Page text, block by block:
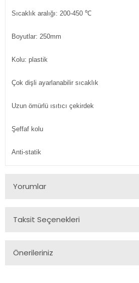
Sıcaklık aralığı: 200-450 ℃
Boyutlar: 250mm
Kolu: plastik
Çok dişli ayarlanabilir sıcaklık
Uzun ömürlü ısıtıcı çekirdek
Şeffaf kolu
Anti-statik
Yorumlar
Taksit Seçenekleri
Önerileriniz